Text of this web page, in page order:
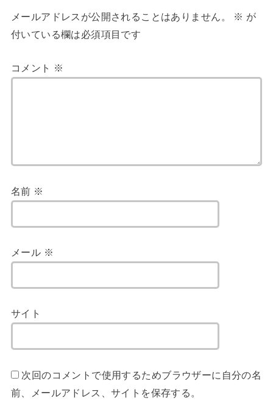
メールアドレスが公開されることはありません。 ※ が
付いている欄は必須項目です
コメント ※
名前 ※
メール ※
サイト
次回のコメントで使用するためブラウザーに自分の名
前、メールアドレス、サイトを保存する。